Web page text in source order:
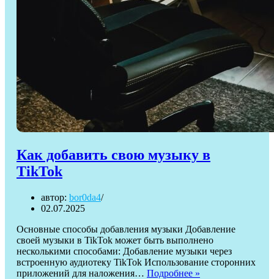
Как добавить свою музыку в
TikTok
автор: bor0da4
02.07.2025
Основные способы добавления музыки Добавление
своей музыки в TikTok может быть выполнено
несколькими способами: Добавление музыки через
встроенную аудиотеку TikTok Использование сторонних
приложений для наложения… Подробнее »